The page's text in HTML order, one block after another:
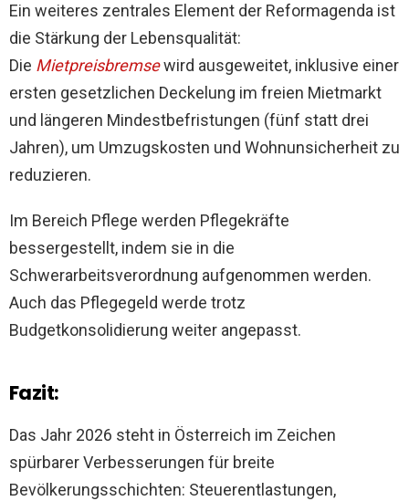
Ein weiteres zentrales Element der Reformagenda ist
die Stärkung der Lebensqualität:
Die Mietpreisbremsewird ausgeweitet, inklusive einer
ersten gesetzlichen Deckelung im freien Mietmarkt
und längeren Mindestbefristungen (fünf statt drei
Jahren), um Umzugskosten und Wohnunsicherheit zu
reduzieren.
Im Bereich Pflege werden Pflegekräfte
bessergestellt, indem sie in die
Schwerarbeitsverordnung aufgenommen werden.
Auch das Pflegegeld werde trotz
Budgetkonsolidierung weiter angepasst.
Fazit:
Das Jahr 2026 steht in Österreich im Zeichen
spürbarer Verbesserungen für breite
Bevölkerungsschichten: Steuerentlastungen,